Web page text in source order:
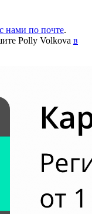
нами по почте.
Polly Volkova в